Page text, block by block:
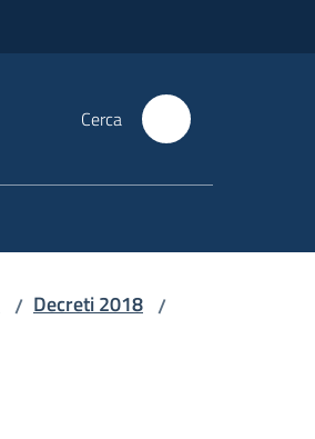
Cerca
/ Decreti 2018 /